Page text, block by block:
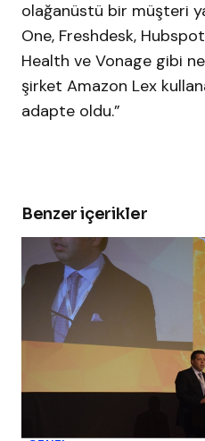
olağanüstü bir müşteri
One, Freshdesk,
Health ve Vonage gibi
şirket Amazon Lex
adapte oldu.”
Benzer içerikler